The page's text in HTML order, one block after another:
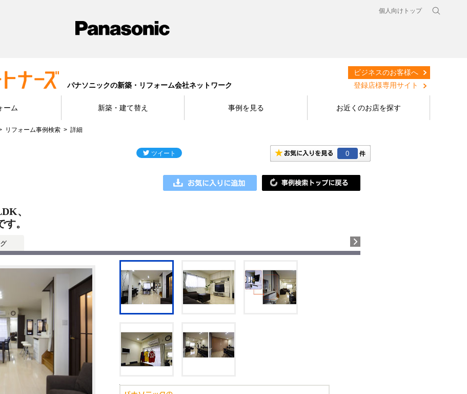
個人向けトップ
パナソニックの新築・リフォーム会社ネットワーク
ビジネスのお客様へ
登録店様専用サイト
ーム 新築・建て替え 事例を見る お近くのお店を探す
リフォーム事例検索 詳細
0
、
。